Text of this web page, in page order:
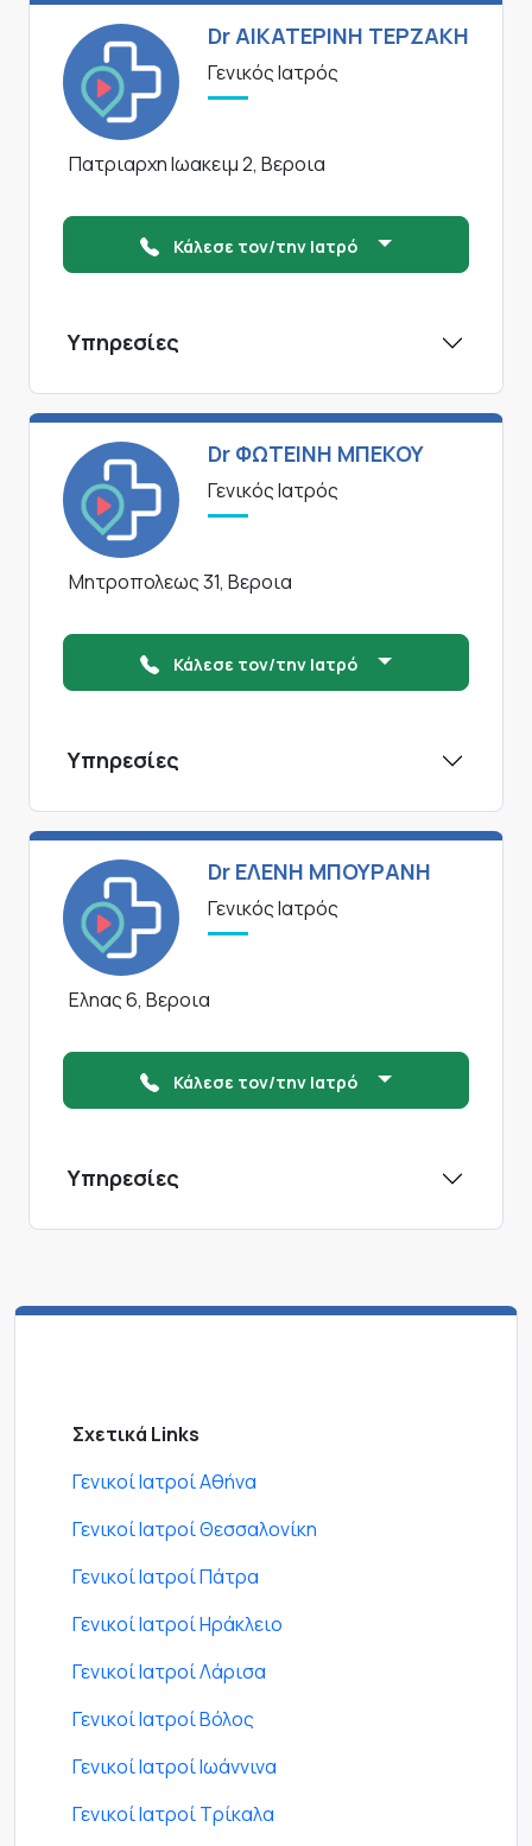
Dr ΑΙΚΑΤΕΡΙΝΗ ΤΕΡΖΑΚΗ
Γενικός Ιατρός
Πατριαρχη Ιωακειμ 2, Βεροια
Κάλεσε τον/την Ιατρό
Υπηρεσίες
Dr ΦΩΤΕΙΝΗ ΜΠΕΚΟΥ
Γενικός Ιατρός
Μητροπολεως 31, Βεροια
Κάλεσε τον/την Ιατρό
Υπηρεσίες
Dr ΕΛΕΝΗ ΜΠΟΥΡΑΝΗ
Γενικός Ιατρός
Εληας 6, Βεροια
Κάλεσε τον/την Ιατρό
Υπηρεσίες
Σχετικά Links
Γενικοί Ιατροί Αθήνα
Γενικοί Ιατροί Θεσσαλονίκη
Γενικοί Ιατροί Πάτρα
Γενικοί Ιατροί Ηράκλειο
Γενικοί Ιατροί Λάρισα
Γενικοί Ιατροί Βόλος
Γενικοί Ιατροί Ιωάννινα
Γενικοί Ιατροί Τρίκαλα